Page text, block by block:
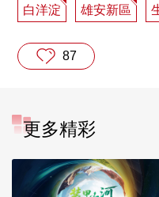
白洋淀 雄安新區
87
更多精彩